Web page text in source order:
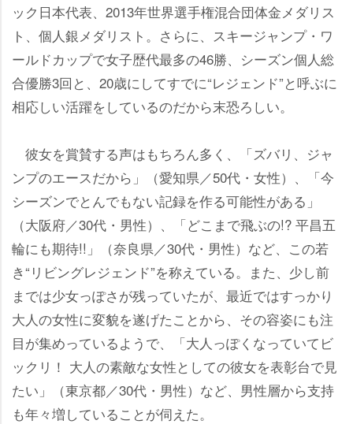
ック日本代表、2013年世界選手権混合団体金メダリス
ト、個人銀メダリスト。さらに、スキージャンプ・ワ
ールドカップで女子歴代最多の46勝、シーズン個人総
合優勝3回と、20歳にしてすでに“レジェンド”と呼ぶに
相応しい活躍をしているのだから末恐ろしい。
彼女を賞賛する声はもちろん多く、「ズバリ、ジャ
ンプのエースだから」（愛知県／50代・女性）、「今
シーズンでとんでもない記録を作る可能性がある」
（大阪府／30代・男性）、「どこまで飛ぶの!? 平昌五
輪にも期待!!」（奈良県／30代・男性）など、この若
き“リビングレジェンド”を称えている。また、少し前
までは少女っぽさが残っていたが、最近ではすっかり
大人の女性に変貌を遂げたことから、その容姿にも注
目が集めっているようで、「大人っぽくなっていてビ
ックリ！ 大人の素敵な女性としての彼女を表彰台で見
たい」（東京都／30代・男性）など、男性層から支持
も年々増していることが伺えた。